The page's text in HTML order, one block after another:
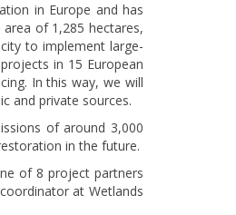
in Europe and has
of ​​1,285 hectares,
to implement large-
in 15 European
In this way, we will
and private sources.
of around 3,000
in the future.
of 8 project partners
at Wetlands